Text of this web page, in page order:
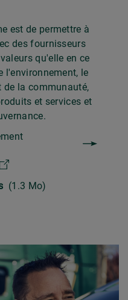
est de permettre à
des fournisseurs
qu'elle en ce
l'environnement, le
de la communauté,
et services et
(1.3 Mo)